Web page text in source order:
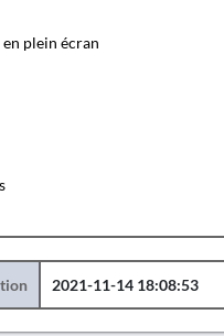
plein écran
2021-11-14 18:08:53